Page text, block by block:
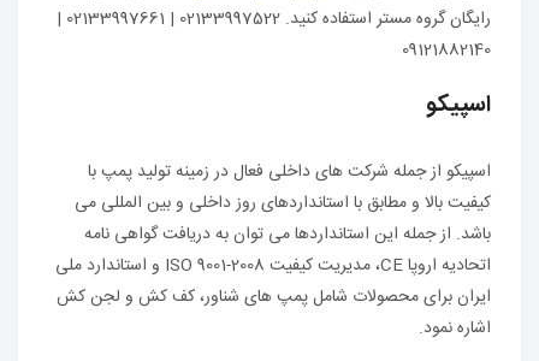
رایگان گروه مستر استفاده کنید. 02133997522 | 02133997661 |
09121882140
اسپیکو
اسپیکو از جمله شرکت های داخلی فعال در زمینه تولید پمپ با
کیفیت بالا و مطابق با استانداردهای روز داخلی و بین المللی می
باشد. از جمله این استانداردها می توان به دریافت گواهی نامه
اتحادیه اروپا CE، مدیریت کیفیت ISO 9001-2008 و استاندارد ملی
ایران برای محصولات شامل پمپ های شناور، کف کش و لجن کش
اشاره نمود.